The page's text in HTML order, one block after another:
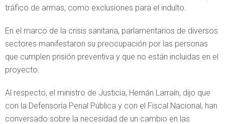
tráfico de armas, como exclusiones para el indulto.
En el marco de la crisis sanitaria, parlamentarios de diversos
sectores manifestaron su preocupación por las personas
que cumplen prisión preventiva y que no están incluidas en el
proyecto.
Al respecto, el ministro de Justicia, Hernán Larraín, dijo que
con la Defensoría Penal Pública y con el Fiscal Nacional, han
conversado sobre la necesidad de un cambio en las